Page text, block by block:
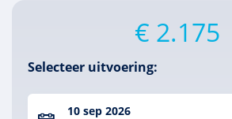
€ 2.175
Selecteer uitvoering:
10 sep 2026